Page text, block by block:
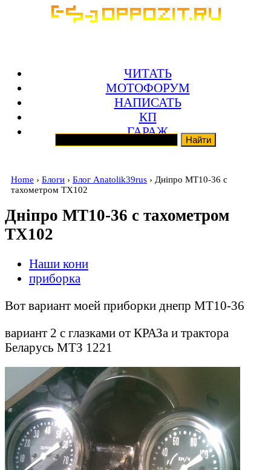
ЧИТАТЬ
МОТОФОРУМ
НАПИСАТЬ
КП
ГАРАЖ
Home › Блоги › Блог Anatolik39rus › Днiпро МТ10-36 с
тахометром ТХ102
Днiпро МТ10-36 с тахометром
ТХ102
Наши кони
приборка
Вот вариант моей приборки днепр МТ10-36
вариант 2 с глазками от КРАЗа и трактора
Беларусь МТЗ 1221